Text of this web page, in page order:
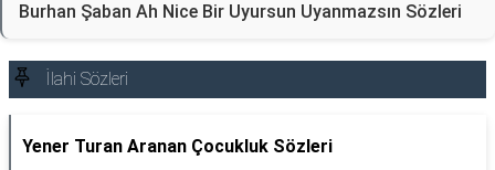
Burhan Şaban Ah Nice Bir Uyursun Uyanmazsın Sözleri
İlahi Sözleri
Yener Turan Aranan Çocukluk Sözleri